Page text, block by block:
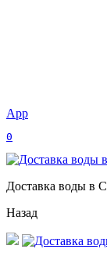
App
0
Доставка воды в
Назад